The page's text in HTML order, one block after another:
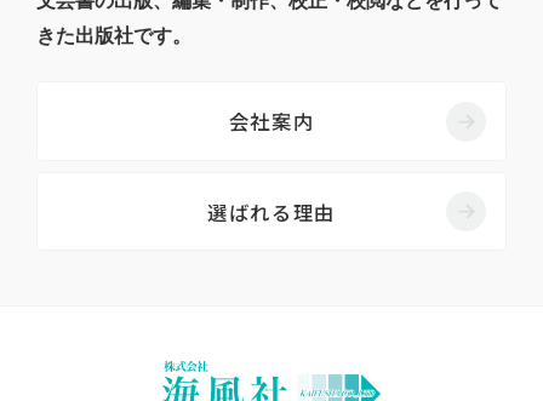
きた出版社です。
会社案内
選ばれる理由